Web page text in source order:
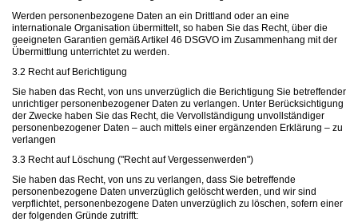
Werden personenbezogene Daten an ein Drittland oder an eine
internationale Organisation übermittelt, so haben Sie das Recht, über die
geeigneten Garantien gemäß Artikel 46 DSGVO im Zusammenhang mit der
Übermittlung unterrichtet zu werden.
3.2 Recht auf Berichtigung
Sie haben das Recht, von uns unverzüglich die Berichtigung Sie betreffender
unrichtiger personenbezogener Daten zu verlangen. Unter Berücksichtigung
der Zwecke haben Sie das Recht, die Vervollständigung unvollständiger
personenbezogener Daten – auch mittels einer ergänzenden Erklärung – zu
verlangen
3.3 Recht auf Löschung ("Recht auf Vergessenwerden")
Sie haben das Recht, von uns zu verlangen, dass Sie betreffende
personenbezogene Daten unverzüglich gelöscht werden, und wir sind
verpflichtet, personenbezogene Daten unverzüglich zu löschen, sofern einer
der folgenden Gründe zutrifft: